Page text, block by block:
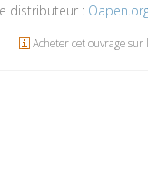
distributeur :
Acheter cet ouvrage